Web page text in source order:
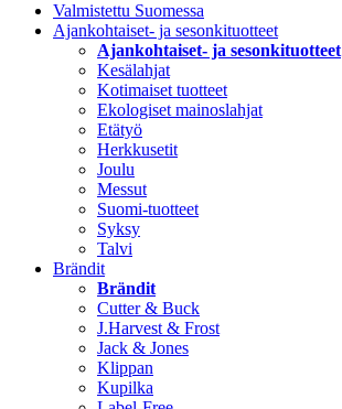
Valmistettu Suomessa
Ajankohtaiset- ja sesonkituotteet
Ajankohtaiset- ja sesonkituotteet
Kesälahjat
Kotimaiset tuotteet
Ekologiset mainoslahjat
Etätyö
Herkkusetit
Joulu
Messut
Suomi-tuotteet
Syksy
Talvi
Brändit
Brändit
Cutter & Buck
J.Harvest & Frost
Jack & Jones
Klippan
Kupilka